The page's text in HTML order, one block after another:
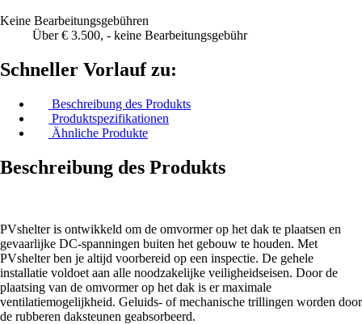
Keine Bearbeitungsgebühren
Über € 3.500, - keine Bearbeitungsgebühr
Schneller Vorlauf zu:
Beschreibung des Produkts
Produktspezifikationen
Ähnliche Produkte
Beschreibung des Produkts
PVshelter is ontwikkeld om de omvormer op het dak te plaatsen en
gevaarlijke DC-spanningen buiten het gebouw te houden. Met
PVshelter ben je altijd voorbereid op een inspectie. De gehele
installatie voldoet aan alle noodzakelijke veiligheidseisen. Door de
plaatsing van de omvormer op het dak is er maximale
ventilatiemogelijkheid. Geluids- of mechanische trillingen worden door
de rubberen daksteunen geabsorbeerd.